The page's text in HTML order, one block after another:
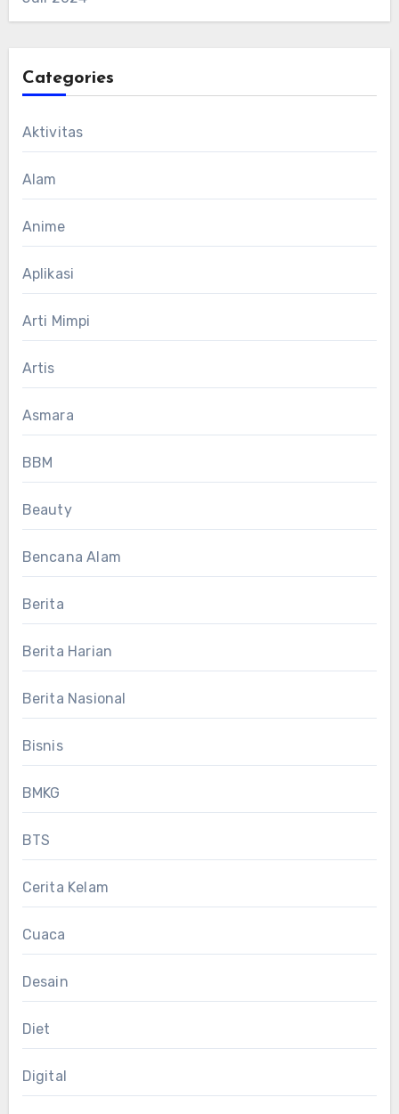
Categories
Aktivitas
Alam
Anime
Aplikasi
Arti Mimpi
Artis
Asmara
BBM
Beauty
Bencana Alam
Berita
Berita Harian
Berita Nasional
Bisnis
BMKG
BTS
Cerita Kelam
Cuaca
Desain
Diet
Digital